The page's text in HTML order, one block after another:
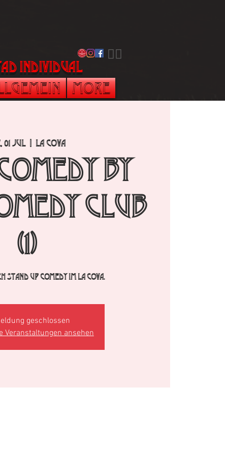
individual
​🏳️‍🌈
More
01 jul
  |
La Cova
by
Club
(1)
Up Comedy im La Cova.
geschlossen
Veranstaltungen ansehen